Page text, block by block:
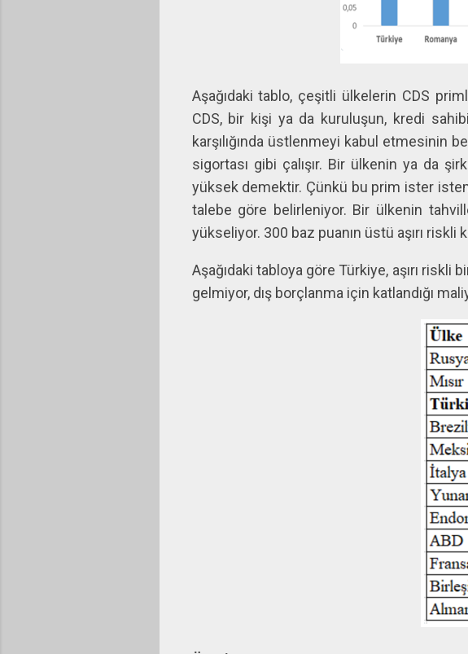
Aşağıdaki tablo, çeşitli ülkelerin CDS
CDS, bir kişi ya da kuruluşun, kredi
karşılığında üstlenmeyi kabul etmesinin
sigortası gibi çalışır. Bir ülkenin ya da
yüksek demektir. Çünkü bu prim ister
talebe göre belirleniyor. Bir ülkenin
yükseliyor. 300 baz puanın üstü aşırı riskli
Aşağıdaki tabloya göre Türkiye, aşırı riskli
gelmiyor, dış borçlanma için katlandığı